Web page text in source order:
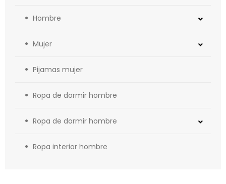
Hombre
Mujer
Pijamas mujer
Ropa de dormir hombre
Ropa de dormir hombre
Ropa interior hombre